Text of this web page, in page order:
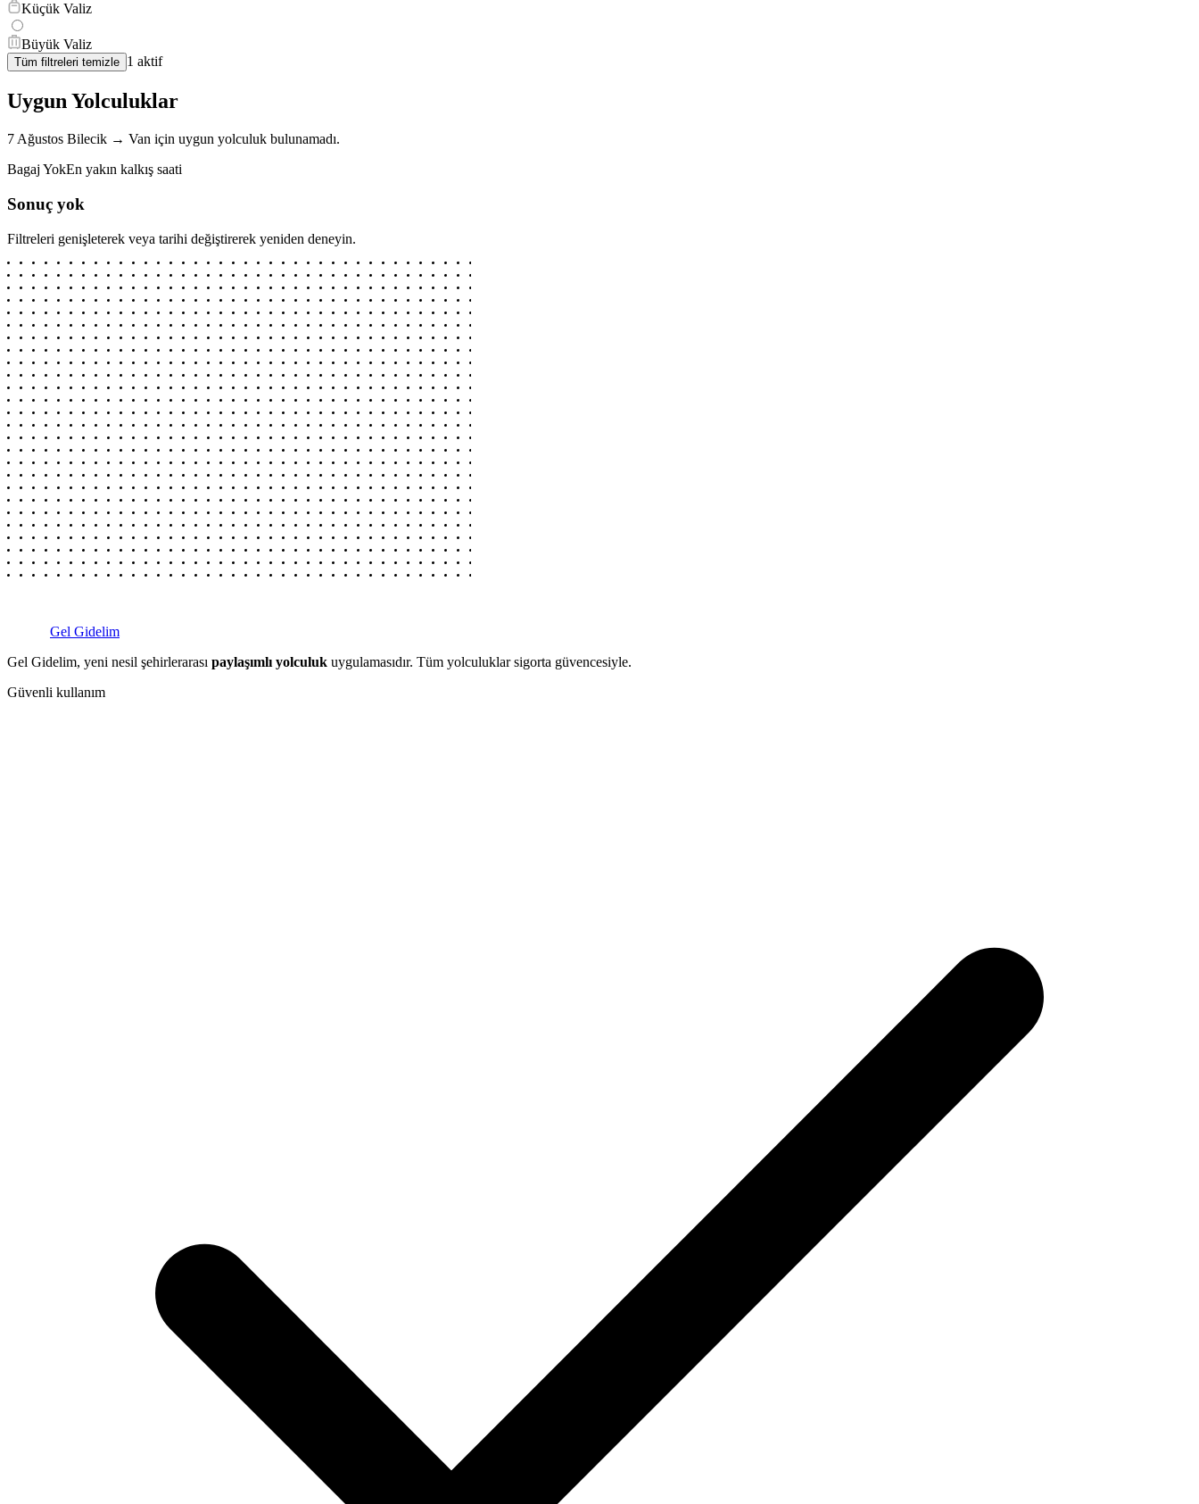
Küçük Valiz
Büyük Valiz
Tüm filtreleri temizle 1 aktif
Uygun Yolculuklar
7 Ağustos Bilecik → Van için uygun yolculuk bulunamadı.
Bagaj YokEn yakın kalkış saati
Sonuç yok
Filtreleri genişleterek veya tarihi değiştirerek yeniden deneyin.
Gel Gidelim
Gel Gidelim, yeni nesil şehirlerarası paylaşımlı yolculuk uygulamasıdır. Tüm yolculuklar sigorta güvencesiyle.
Güvenli kullanım